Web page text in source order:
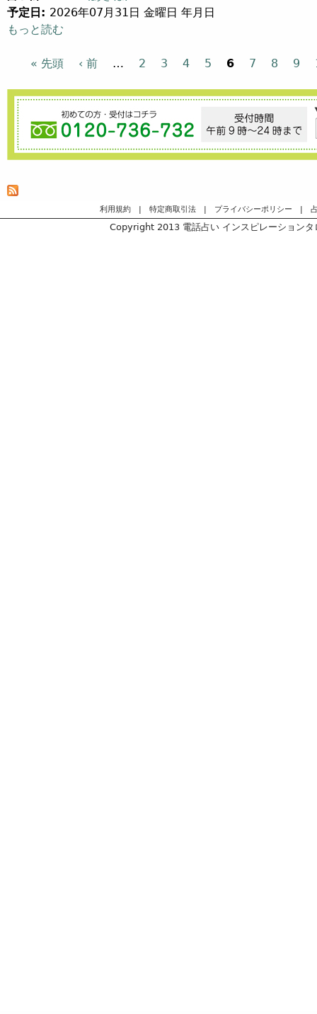
予定日: 2026年07月31日 金曜日 年月日
電話占い待機スケジュール 2026-07-31 (22) について
もっと読む
ページ
« 先頭 ‹ 前 … 2 3 4 5 6 7 8 9
利用規約 | 特定商取引法 | プライバシーポリシー |
Copyright 2013 電話占い インスピレーション